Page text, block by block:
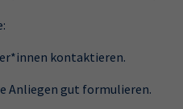
kontaktieren.
Anliegen gut formulieren.